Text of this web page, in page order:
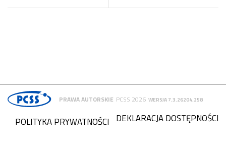
PRAWA AUTORSKIE PCSS 2026 WERSJA 7.3.26204.258
DEKLARACJA DOSTĘPNOŚCI
POLITYKA PRYWATNOŚCI